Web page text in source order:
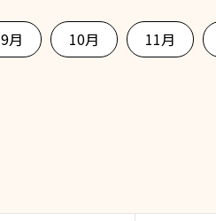
9月 10月 11月